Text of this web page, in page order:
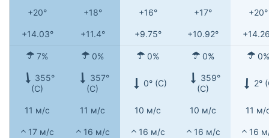
+20° +18° +16° +17° +20°
+14.03° +11.4° +9.75° +10.92°
7% 0% 0% 0% 0%
355°
(С)
357°
(С)
0° (С)
359°
(С)
2°
11 м/с 11 м/с 10 м/с 10 м/с 11 м/
17 м/с 16 м/с 16 м/с 16 м/с 16